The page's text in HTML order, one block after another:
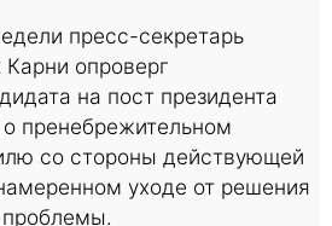
пресс-секретарь
опроверг
на пост президента
пренебрежительном
со стороны действующей
уходе от решения